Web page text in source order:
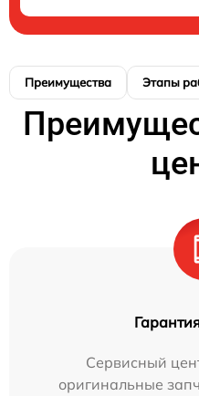
Преимущества Этапы
Сервисный
оригинальные